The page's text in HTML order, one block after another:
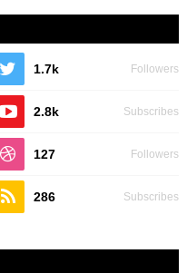
1.7k Followers
2.8k Subscribes
127 Followers
286 Subscribes